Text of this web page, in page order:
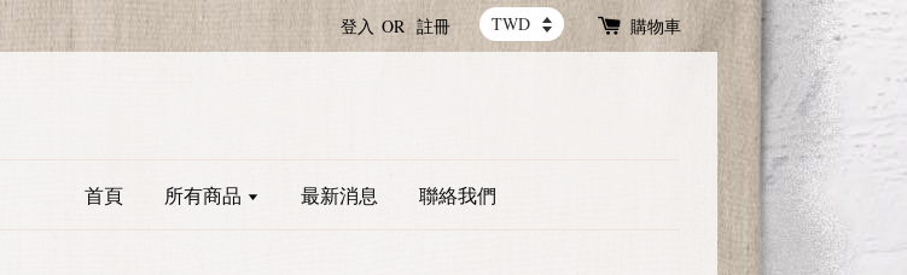
登入 OR 註冊 購物車
首頁 所有商品 最新消息 聯絡我們